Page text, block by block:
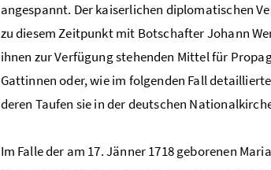
angespannt. Der kaiserlichen diplomatischen
zu diesem Zeitpunkt mit Botschafter Johann
ihnen zur Verfügung stehenden Mittel für
Gattinnen oder, wie im folgenden Fall
deren Taufen sie in der deutschen
Im Falle der am 17. Jänner 1718 geborenen